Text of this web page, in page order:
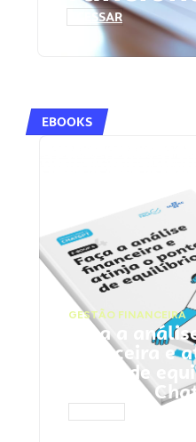
ACESSAR
EBOOKS
GESTÃO FINANCEIRA
Faça a
financeira e
ponto de
Prompts